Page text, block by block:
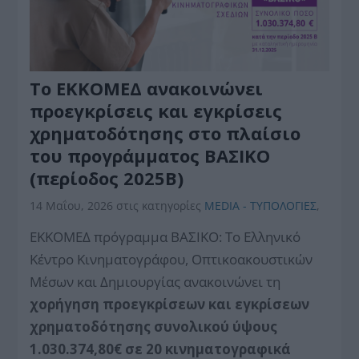
Το ΕΚΚΟΜΕΔ ανακοινώνει
προεγκρίσεις και εγκρίσεις
χρηματοδότησης στο πλαίσιο
του προγράμματος ΒΑΣΙΚΟ
(περίοδος 2025Β)
14 Μαΐου, 2026 στις κατηγορίες MEDIA - ΤΥΠΟΛΟΓΙΕΣ,
ΕΚΚΟΜΕΔ πρόγραμμα ΒΑΣΙΚΟ: Το Ελληνικό
Κέντρο Κινηματογράφου, Οπτικοακουστικών
Μέσων και Δημιουργίας ανακοινώνει τη
χορήγηση προεγκρίσεων και εγκρίσεων
χρηματοδότησης συνολικού ύψους
1.030.374,80€ σε 20 κινηματογραφικά